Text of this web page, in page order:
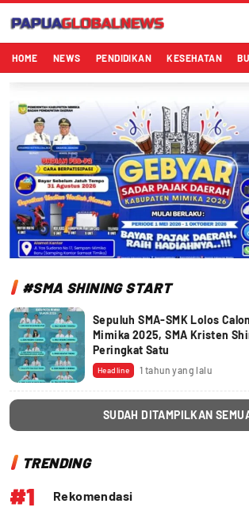
Papuaglobalnews.com
Menulis Fakta dengan Hati Bening
HOME NEWS PENDIDIKAN KESEHATAN
#SMA SHINING START
Sepuluh SMA-SMK Lolos
Mimika 2025, SMA Kristen
Peringkat Satu
Headline 1 tahun yang lalu
SUDAH DITAMPILKAN
TRENDING
#1 Rekomendasi